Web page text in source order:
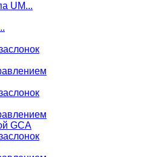
UM...
GCA